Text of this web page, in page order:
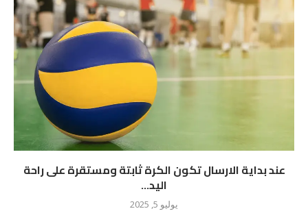
عند بداية الارسال تكون الكرة ثابتة ومستقرة على راحة
اليد...
يوليو 5, 2025